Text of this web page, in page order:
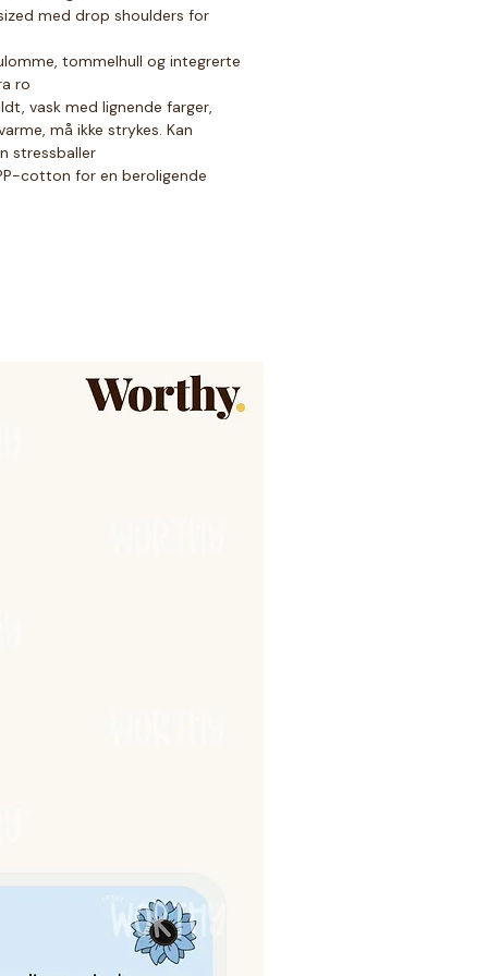
med drop shoulders for
tommelhull og integrerte
ro
vask med lignende farger,
må ikke strykes. Kan
stressballer
cotton for en beroligende